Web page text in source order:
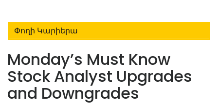
Փողի Կարիերա
Monday’s Must Know
Stock Analyst Upgrades
and Downgrades